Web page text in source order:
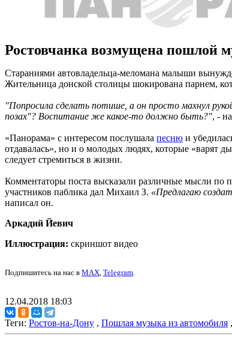
Ростовчанка возмущена пошлой
Стараниями автовладельца-меломана малыши
Жительница донской столицы шокирована парнем,
"Попросила сделать потише, а он просто махнул
позах"? Воспитание же какое-то должно быть?", -
«Панорама» с интересом послушала песню и
отдавалась», но и о молодых людях, которые «варят
следует стремиться в жизни.
Комментаторы поста высказали различные мысли по
участников паблика дал Михаил З. «Предлагаю
написал он.
Аркадий Йевич
Иллюстрация: скриншот видео
Подпишитесь на нас в MAX, Telegram.
12.04.2018 18:03
Теги: Ростов-на-Дону , Пошлая музыка из автомобиля ,